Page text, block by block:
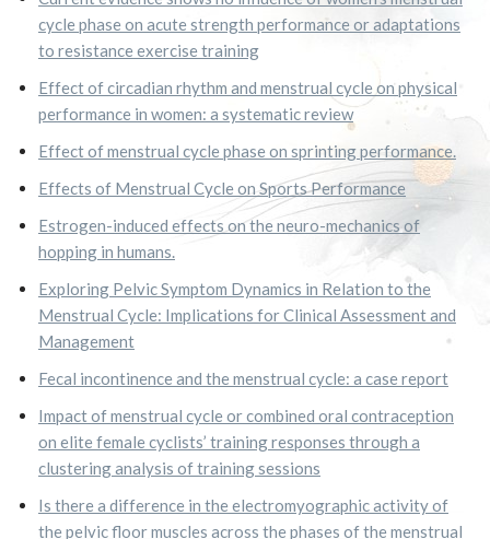
cycle phase on acute strength performance or adaptations
to resistance exercise training
Effect of circadian rhythm and menstrual cycle on physical
performance in women: a systematic review
Effect of menstrual cycle phase on sprinting performance.
Effects of Menstrual Cycle on Sports Performance
Estrogen-induced effects on the neuro-mechanics of
hopping in humans.
Exploring Pelvic Symptom Dynamics in Relation to the
Menstrual Cycle: Implications for Clinical Assessment and
Management
Fecal incontinence and the menstrual cycle: a case report
Impact of menstrual cycle or combined oral contraception
on elite female cyclists’ training responses through a
clustering analysis of training sessions
Is there a difference in the electromyographic activity of
the pelvic floor muscles across the phases of the menstrual